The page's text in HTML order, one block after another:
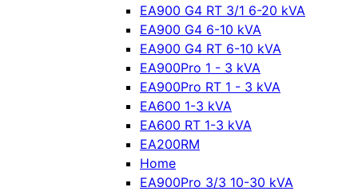
EA900 G4 RT 3/1 6-20 kVA
EA900 G4 6-10 kVA
EA900 G4 RT 6-10 kVA
EA900Pro 1 - 3 kVA
EA900Pro RT 1 - 3 kVA
EA600 1-3 kVA
EA600 RT 1-3 kVA
EA200RM
Home
EA900Pro 3/3 10-30 kVA